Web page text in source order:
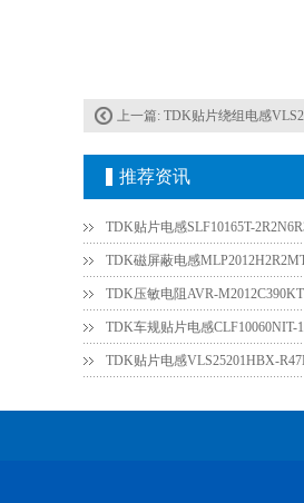
上一篇: TDK贴片绕组电感
推荐资讯
TDK贴片电感SLF10165T-
TDK磁屏蔽电感
TDK压敏电阻AVR-
TDK贴片电感VLS25201HBX-